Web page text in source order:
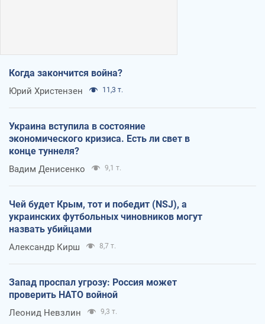
Когда закончится война?
Юрий Христензен 11,3 т.
Украина вступила в состояние
экономического кризиса. Есть ли свет в
конце туннеля?
Вадим Денисенко 9,1 т.
Чей будет Крым, тот и победит (NSJ), а
украинских футбольных чиновников могут
назвать убийцами
Александр Кирш 8,7 т.
Запад проспал угрозу: Россия может
проверить НАТО войной
Леонид Невзлин 9,3 т.